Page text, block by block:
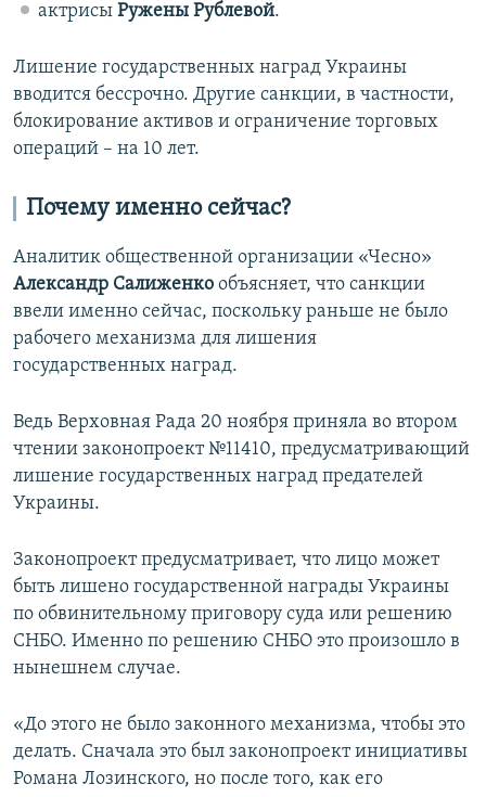
актрисы Ружены Рублевой.
Лишение государственных наград Украины
вводится бессрочно. Другие санкции, в частности,
блокирование активов и ограничение торговых
операций – на 10 лет.
Почему именно сейчас?
Аналитик общественной организации «Чесно»
Александр Салиженко объясняет, что санкции
ввели именно сейчас, поскольку раньше не было
рабочего механизма для лишения
государственных наград.
Ведь Верховная Рада 20 ноября приняла во втором
чтении законопроект №11410, предусматривающий
лишение государственных наград предателей
Украины.
Законопроект предусматривает, что лицо может
быть лишено государственной награды Украины
по обвинительному приговору суда или решению
СНБО. Именно по решению СНБО это произошло в
нынешнем случае.
«До этого не было законного механизма, чтобы это
делать. Сначала это был законопроект инициативы
Романа Лозинского, но после того, как его